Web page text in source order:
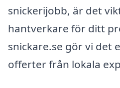
snickerijobb, är det
hantverkare för ditt
snickare.se gör vi det
offerter från lokala